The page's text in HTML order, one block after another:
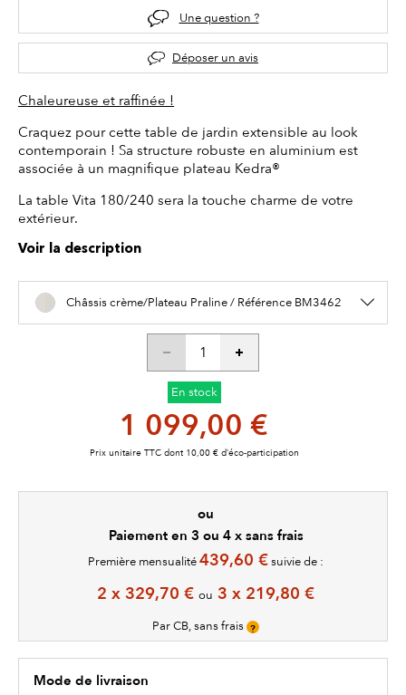
Une question ?
Déposer un avis
Chaleureuse et raffinée !
Craquez pour cette table de jardin extensible au look
contemporain ! Sa structure robuste en aluminium est
associée à un magnifique plateau Kedra®
La table Vita 180/240 sera la touche charme de votre
extérieur.
Voir la description
Châssis crème/Plateau Praline / Référence BM3462
En stock
1 099,00 €
Prix unitaire TTC dont 10,00 € d’éco-participation
ou
Paiement en 3 ou 4 x sans frais
Première mensualité 439,60 € suivie de :
2 x 329,70 € ou 3 x 219,80 €
Par CB, sans frais ?
Mode de livraison